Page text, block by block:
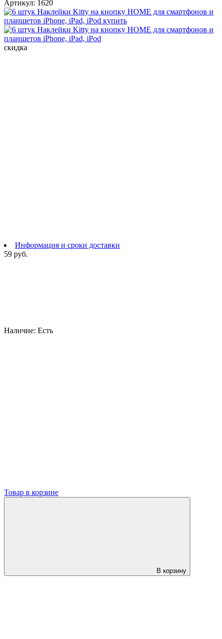
Артикул: 1620
скидка
Информация и сроки доставки
59 руб.
Наличие: Есть
Товар в корзине
В корзину